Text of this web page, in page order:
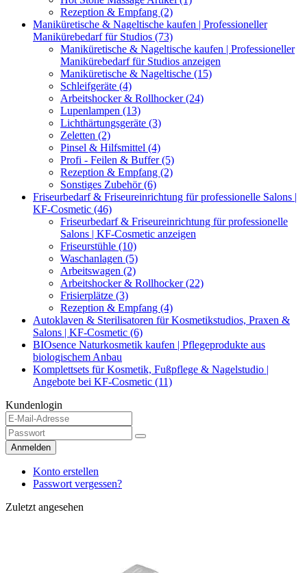
Rezeption & Empfang (2)
Maniküretische & Nageltische kaufen | Professioneller
Manikürebedarf für Studios (73)
Maniküretische & Nageltische kaufen | Professioneller
Manikürebedarf für Studios anzeigen
Maniküretische & Nageltische (15)
Schleifgeräte (4)
Arbeitshocker & Rollhocker (24)
Lupenlampen (13)
Lichthärtungsgeräte (3)
Zeletten (2)
Pinsel & Hilfsmittel (4)
Profi - Feilen & Buffer (5)
Rezeption & Empfang (2)
Sonstiges Zubehör (6)
Friseurbedarf & Friseureinrichtung für professionelle Salons |
KF-Cosmetic (46)
Friseurbedarf & Friseureinrichtung für professionelle
Salons | KF-Cosmetic anzeigen
Friseurstühle (10)
Waschanlagen (5)
Arbeitswagen (2)
Arbeitshocker & Rollhocker (22)
Frisierplätze (3)
Rezeption & Empfang (4)
Autoklaven & Sterilisatoren für Kosmetikstudios, Praxen &
Salons | KF-Cosmetic (6)
BIOsence Naturkosmetik kaufen | Pflegeprodukte aus
biologischem Anbau
Komplettsets für Kosmetik, Fußpflege & Nagelstudio |
Angebote bei KF-Cosmetic (11)
Kundenlogin
Anmelden
Konto erstellen
Passwort vergessen?
Zuletzt angesehen